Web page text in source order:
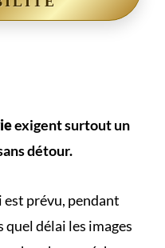
exigent surtout un
détour.
est prévu, pendant
quel délai les images